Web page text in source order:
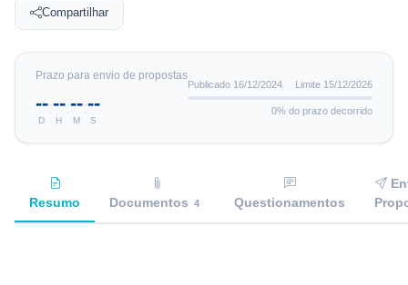
Compartilhar
Prazo para envio de propostas
--
D
--
H
--
M
--
S
Publicado 16/12/2024 Limite 15/12/2026
0% do prazo decorrido
Resumo Documentos 4 Questionamentos